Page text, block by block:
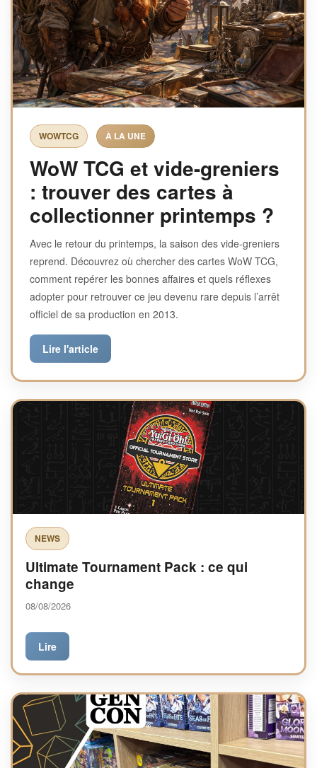
WOWTCG À LA UNE
WoW TCG et vide-greniers
: trouver des cartes à
collectionner printemps ?
Avec le retour du printemps, la saison des vide-greniers
reprend. Découvrez où chercher des cartes WoW TCG,
comment repérer les bonnes affaires et quels réflexes
adopter pour retrouver ce jeu devenu rare depuis l’arrêt
officiel de sa production en 2013.
Lire l'article
NEWS
Ultimate Tournament Pack : ce qui
change
08/08/2026
Lire